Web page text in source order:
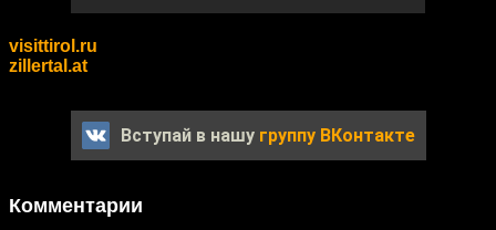
visittirol.ru
zillertal.at
Вступай в нашу группу ВКонтакте
Комментарии